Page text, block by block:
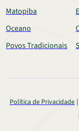
Matopiba
Oceano
Povos Tradicionais
Política de Privacidade